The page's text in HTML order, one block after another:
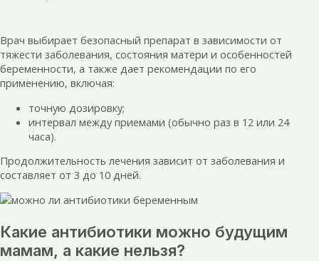
Врач выбирает безопасный препарат в зависимости от
тяжести заболевания, состояния матери и особенностей
беременности, а также дает рекомендации по его
применению, включая:
точную дозировку;
интервал между приемами (обычно раз в 12 или 24
часа).
Продолжительность лечения зависит от заболевания и
составляет от 3 до 10 дней.
Какие антибиотики можно будущим
мамам, а какие нельзя?